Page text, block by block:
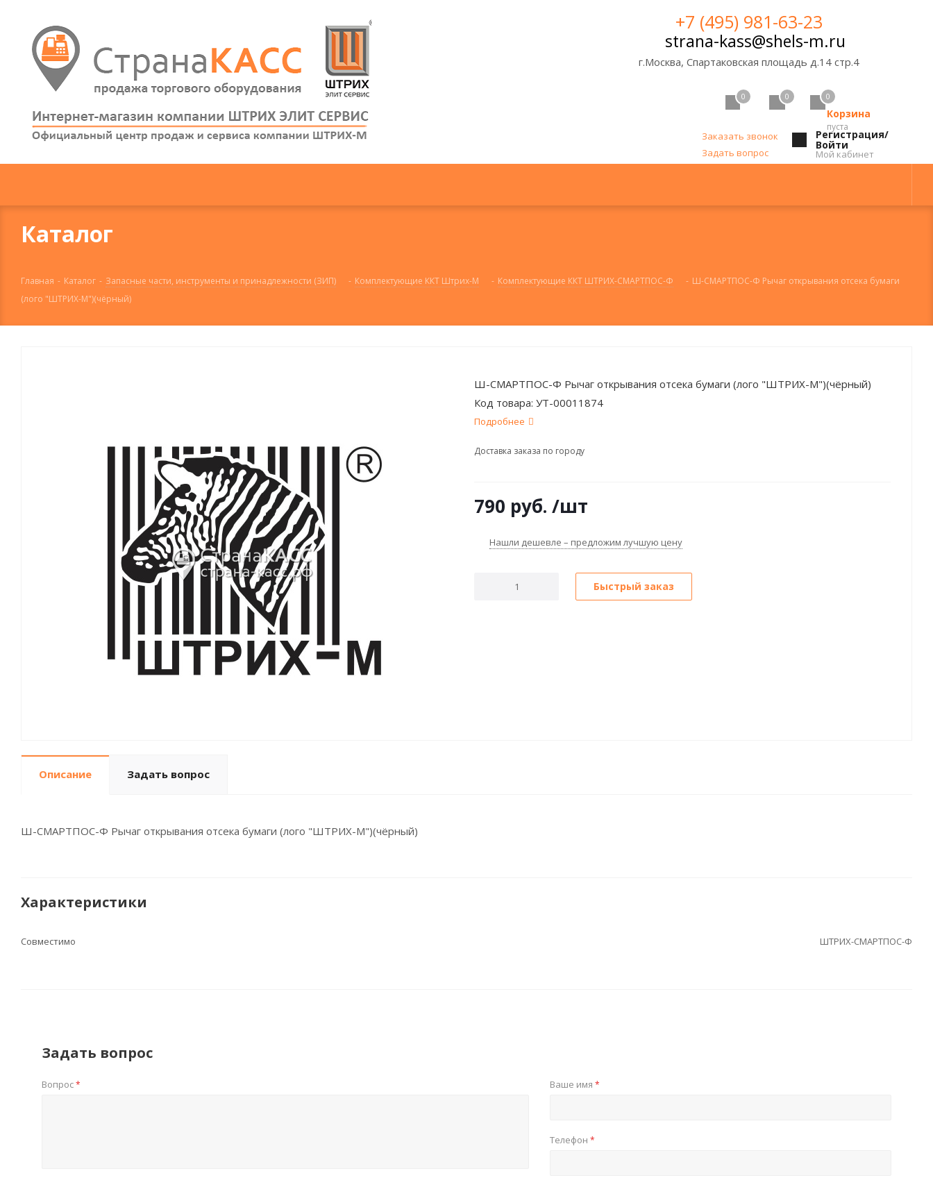
+7 (495) 981-63-23
strana-kass@shels-m.ru
г.Москва, Спартаковская площадь д.14 стр.4
0 0
Корзина
пуста
0
Регистрация/
Войти
Мой кабинет
Заказать звонок
Задать вопрос
Каталог
Главная - Каталог - Запасные части, инструменты и принадлежности (ЗИП) - Комплектующие ККТ Штрих-М - Комплектующие ККТ ШТРИХ-СМАРТПОС-Ф - Ш-СМАРТПОС-Ф Рычаг открывания отсека бумаги
(лого "ШТРИХ-М")(чёрный)
Ш-СМАРТПОС-Ф Рычаг открывания отсека бумаги (лого "ШТРИХ-М")(чёрный)
Код товара: УТ-00011874
Подробнее
Доставка заказа по городу
790 руб. /шт
Нашли дешевле – предложим лучшую цену
Быстрый заказ
Описание Задать вопрос
Ш-СМАРТПОС-Ф Рычаг открывания отсека бумаги (лого "ШТРИХ-М")(чёрный)
Характеристики
Совместимо ШТРИХ-СМАРТПОС-Ф
Задать вопрос
Вопрос* Ваше имя *
Телефон *